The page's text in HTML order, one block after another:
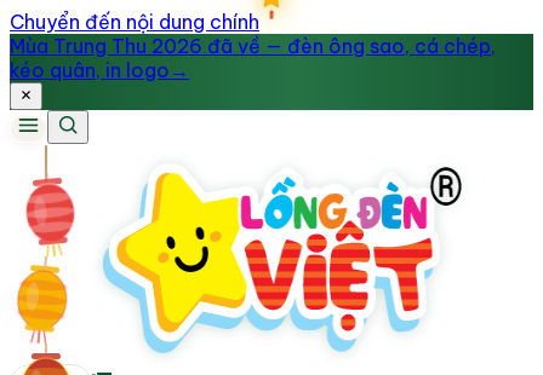
Chuyển đến nội dung chính
Mùa Trung Thu 2026 đã về — đèn ông sao, cá chép,
kéo quân, in logo →